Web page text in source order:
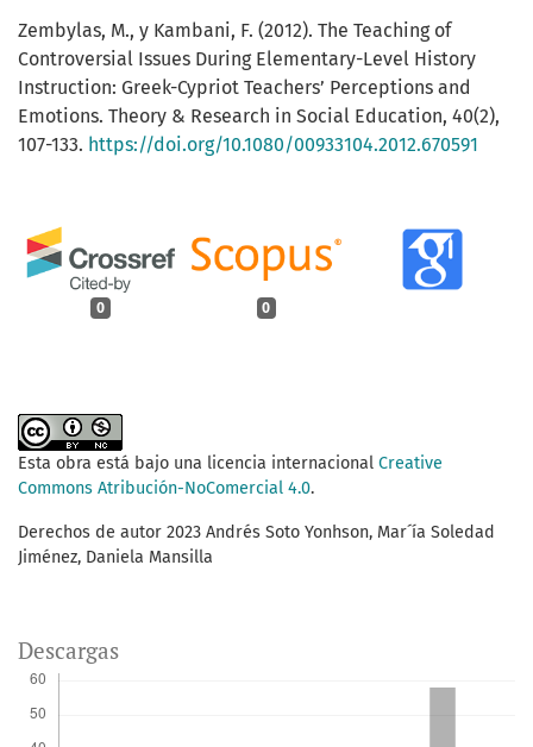
0 0
Zembylas, M., y Kambani, F. (2012). The Teaching of
Controversial Issues During Elementary-Level History
Instruction: Greek-Cypriot Teachers’ Perceptions and
Emotions. Theory & Research in Social Education, 40(2),
107-133. https://doi.org/10.1080/00933104.2012.670591
Esta obra está bajo una licencia internacional Creative
Commons Atribución-NoComercial 4.0.
Derechos de autor 2023 Andrés Soto Yonhson, Mar´ía Soledad
Jiménez, Daniela Mansilla
Descargas